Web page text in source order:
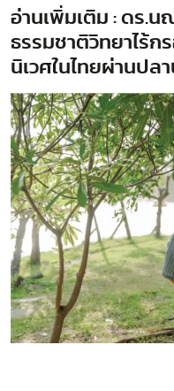
อ่านเพิ่มเติม :ดร.น
ธรรมชาติวิทยาไร้ก
นิเวศในไทยผ่านปล